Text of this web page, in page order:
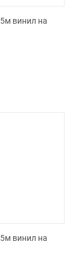
винил на
винил на